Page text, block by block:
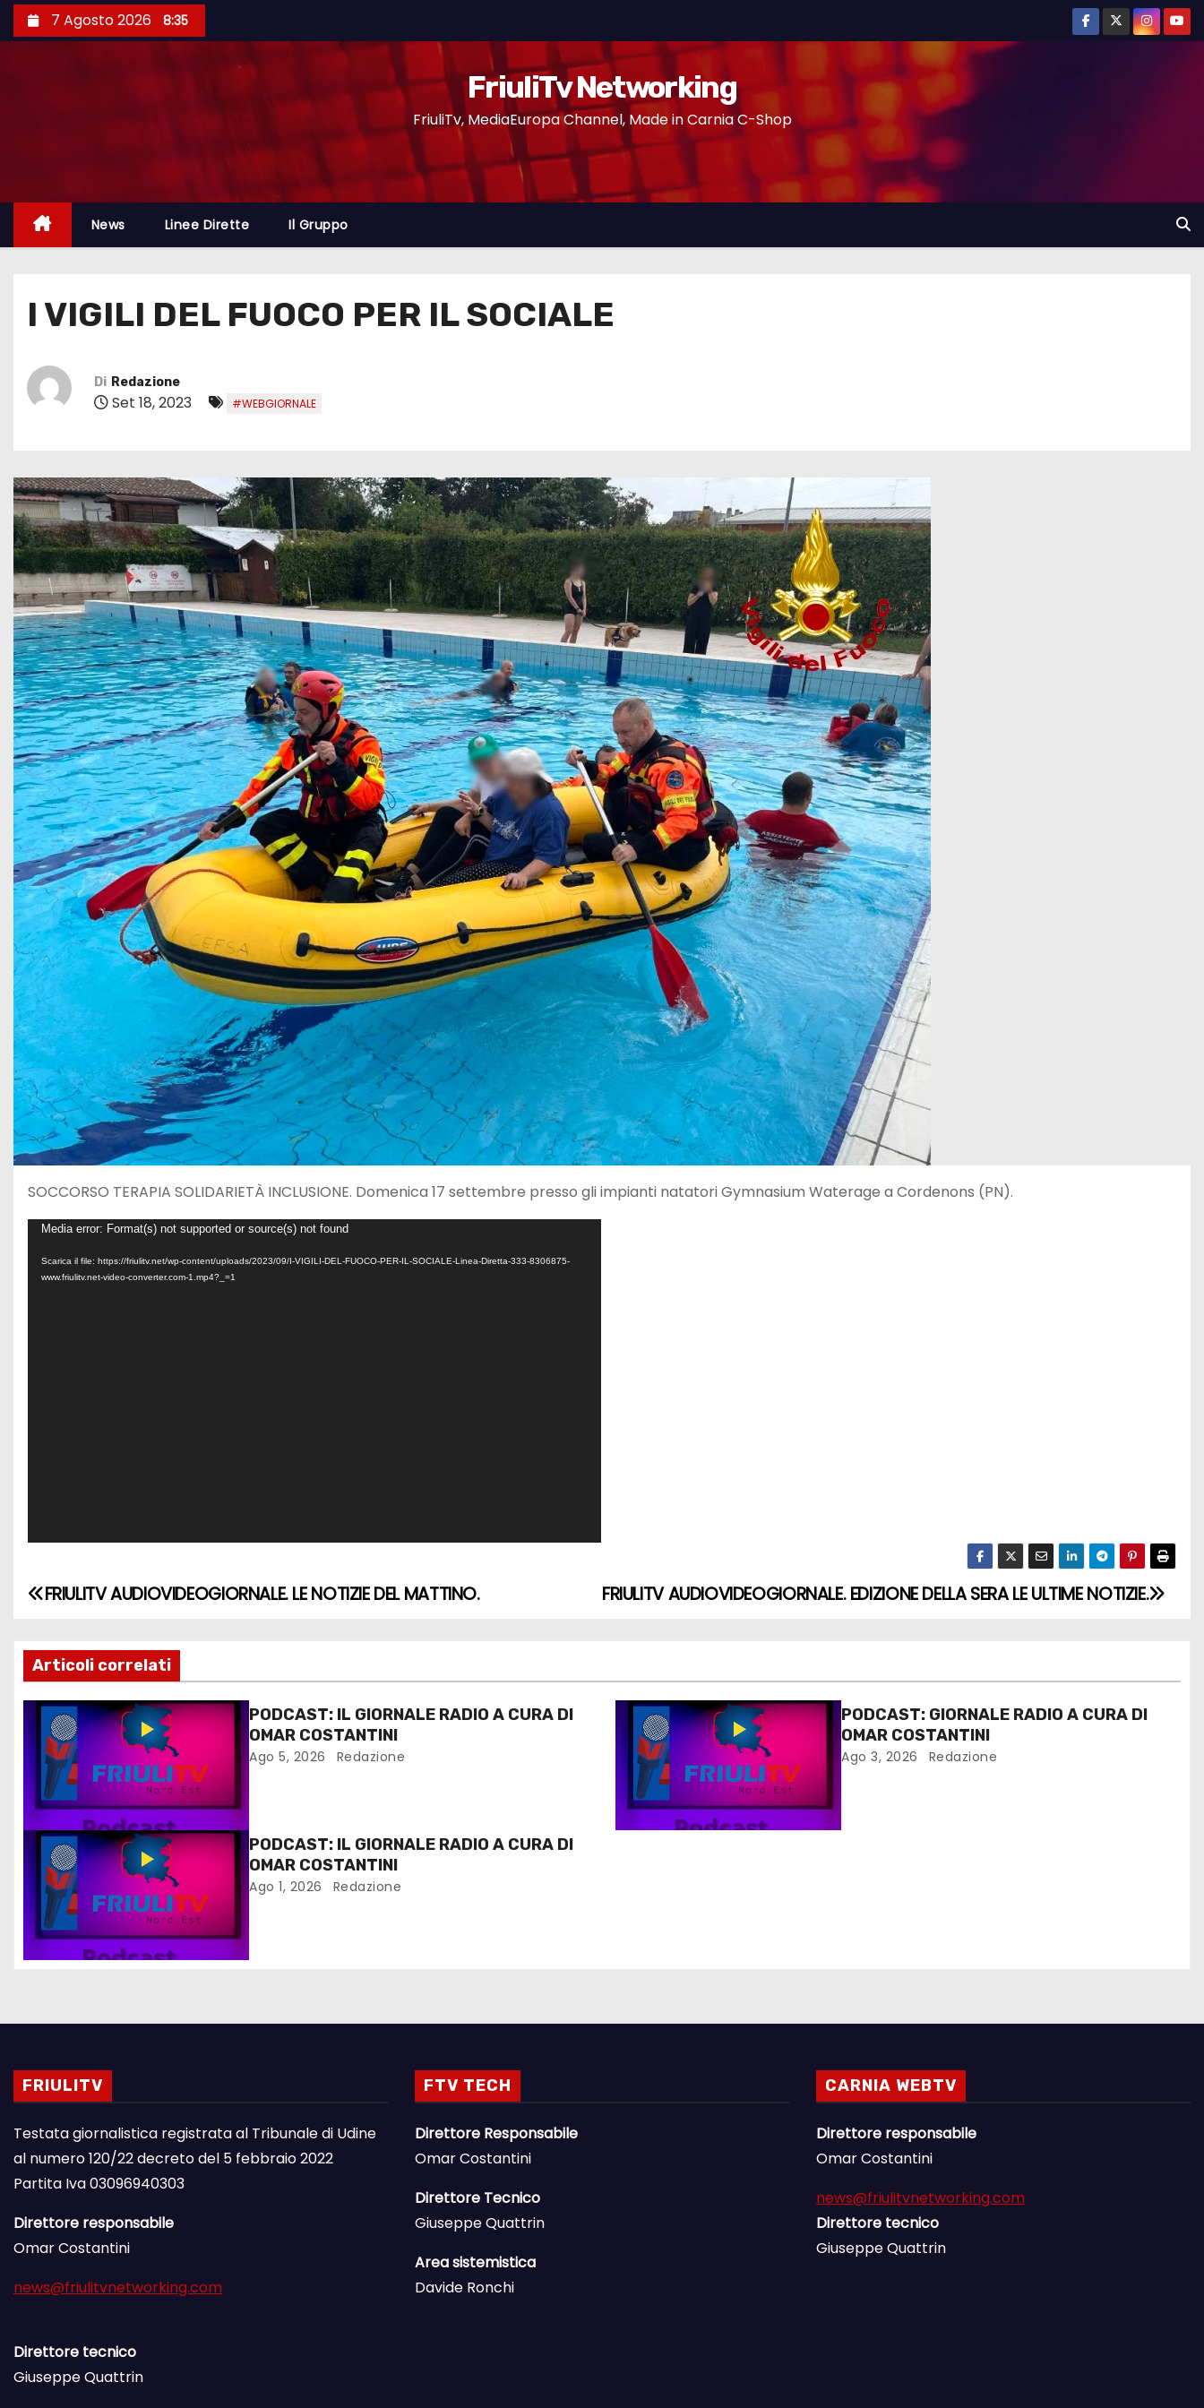
7 Agosto 2026 8:35
FriuliTv Networking
FriuliTv, MediaEuropa Channel, Made in Carnia C-Shop
News Linee Dirette Il Gruppo
I VIGILI DEL FUOCO PER IL SOCIALE
Di Redazione
Set 18, 2023 #WEBGIORNALE
SOCCORSO TERAPIA SOLIDARIETÀ INCLUSIONE. Domenica 17 settembre presso gli impianti natatori Gymnasium Waterage a Cordenons (PN).
Media error: Format(s) not supported or source(s) not found
Scarica il file: https://friulitv.net/wp-content/uploads/2023/09/I-VIGILI-DEL-FUOCO-PER-IL-SOCIALE-Linea-Diretta-333-8306875-
www.friulitv.net-video-converter.com-1.mp4?_=1
FRIULITV AUDIOVIDEOGIORNALE. EDIZIONE DELLA SERA LE ULTIME NOTIZIE.
FRIULITV AUDIOVIDEOGIORNALE. LE NOTIZIE DEL MATTINO.
Articoli correlati
PODCAST: IL GIORNALE RADIO A CURA DI
OMAR COSTANTINI
Ago 5, 2026 Redazione
PODCAST: GIORNALE RADIO A CURA DI
OMAR COSTANTINI
Ago 3, 2026 Redazione
PODCAST: IL GIORNALE RADIO A CURA DI
OMAR COSTANTINI
Ago 1, 2026 Redazione
FRIULITV
Testata giornalistica registrata al Tribunale di Udine
al numero 120/22 decreto del 5 febbraio 2022
Partita Iva 03096940303
Direttore responsabile
Omar Costantini
news@friulitvnetworking.com
Direttore tecnico
Giuseppe Quattrin
FTV TECH
Direttore Responsabile
Omar Costantini
Direttore Tecnico
Giuseppe Quattrin
Area sistemistica
Davide Ronchi
CARNIA WEBTV
Direttore responsabile
Omar Costantini
news@friulitvnetworking.com
Direttore tecnico
Giuseppe Quattrin